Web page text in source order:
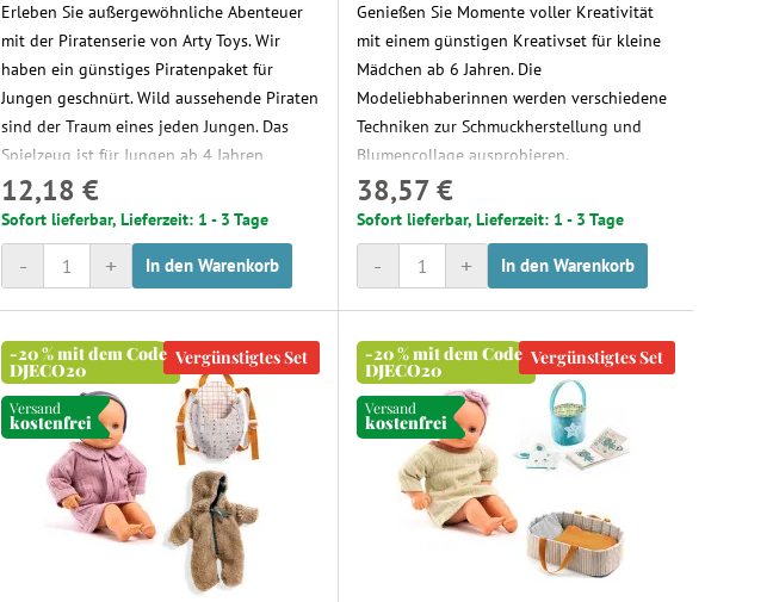
Erleben Sie außergewöhnliche Abenteuer
mit der Piratenserie von Arty Toys. Wir
haben ein günstiges Piratenpaket für
Jungen geschnürt. Wild aussehende Piraten
sind der Traum eines jeden Jungen. Das
Spielzeug ist für Jungen ab 4 Jahren
gedacht.
12,18 €
Sofort lieferbar, Lieferzeit: 1 - 3 Tage
+
- In den Warenkorb
Genießen Sie Momente voller Kreativität
mit einem günstigen Kreativset für kleine
Mädchen ab 6 Jahren. Die
Modeliebhaberinnen werden verschiedene
Techniken zur Schmuckherstellung und
Blumencollage ausprobieren.
38,57 €
Sofort lieferbar, Lieferzeit: 1 - 3 Tage
+
- In den Warenkorb
-20 % mit dem Code
DJECO20
Versand
kostenfrei
Vergünstigtes Set -20 % mit dem Code
DJECO20
Versand
kostenfrei
Vergünstigtes Set